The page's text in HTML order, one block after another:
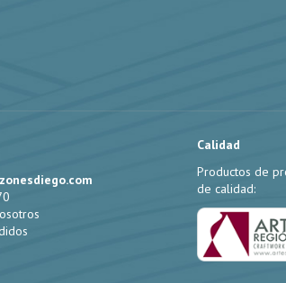
Calidad
Productos de
de calidad: